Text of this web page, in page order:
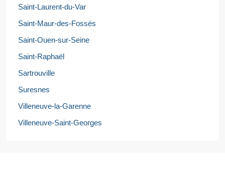
Saint-Laurent-du-Var
Saint-Maur-des-Fossés
Saint-Ouen-sur-Seine
Saint-Raphaël
Sartrouville
Suresnes
Villeneuve-la-Garenne
Villeneuve-Saint-Georges